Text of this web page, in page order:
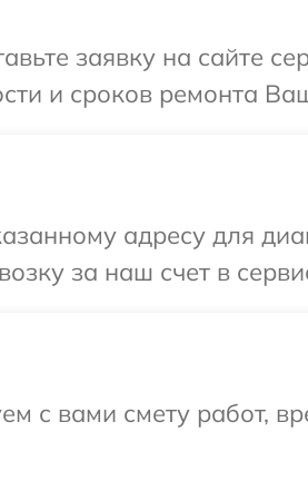
заявку на сайте
и сроков ремонта
адресу для
за наш счет в
с вами смету работ,